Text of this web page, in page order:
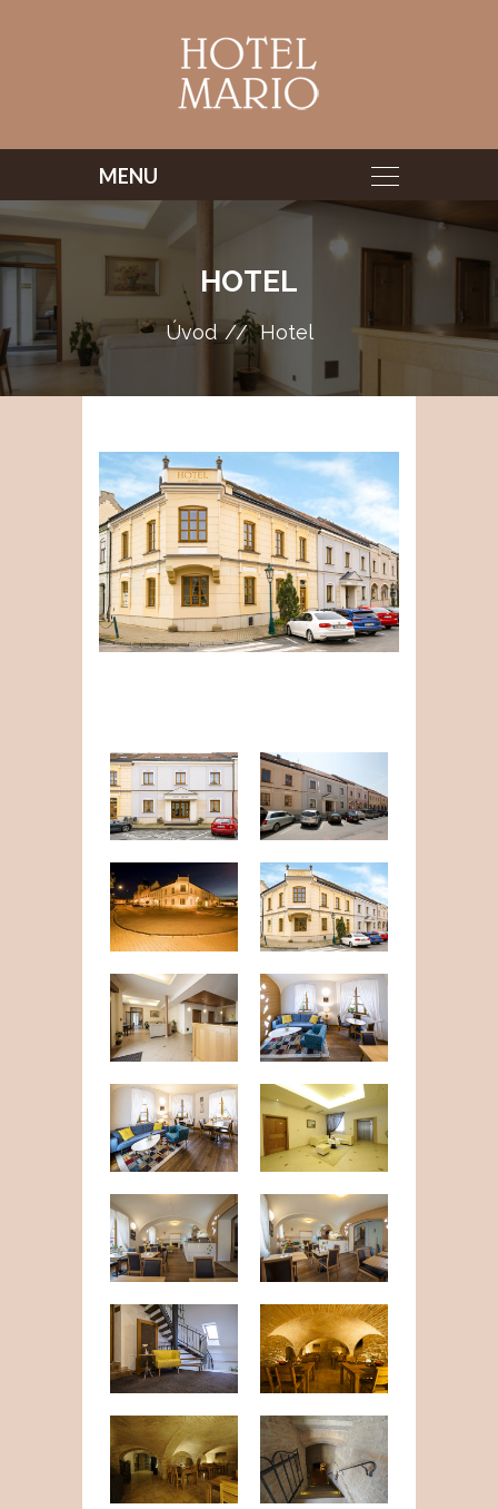
HOTEL
Úvod Hotel